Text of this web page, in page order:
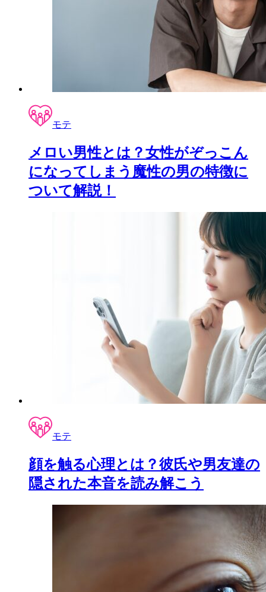
モテ
メロい男性とは？女性がぞっこん
になってしまう魔性の男の特徴に
ついて解説！
モテ
顔を触る心理とは？彼氏や男友達の
隠された本音を読み解こう